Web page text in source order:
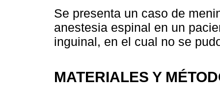
Se presenta un caso de
anestesia espinal en un
inguinal, en el cual no se
MATERIALES Y